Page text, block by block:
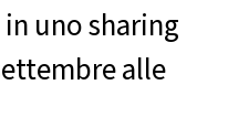
uno sharing
alle